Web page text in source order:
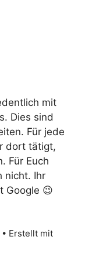
mit
Dies sind
Für jede
dort tätigt,
Für Euch
nicht. Ihr
Google 😉
• Erstellt mit